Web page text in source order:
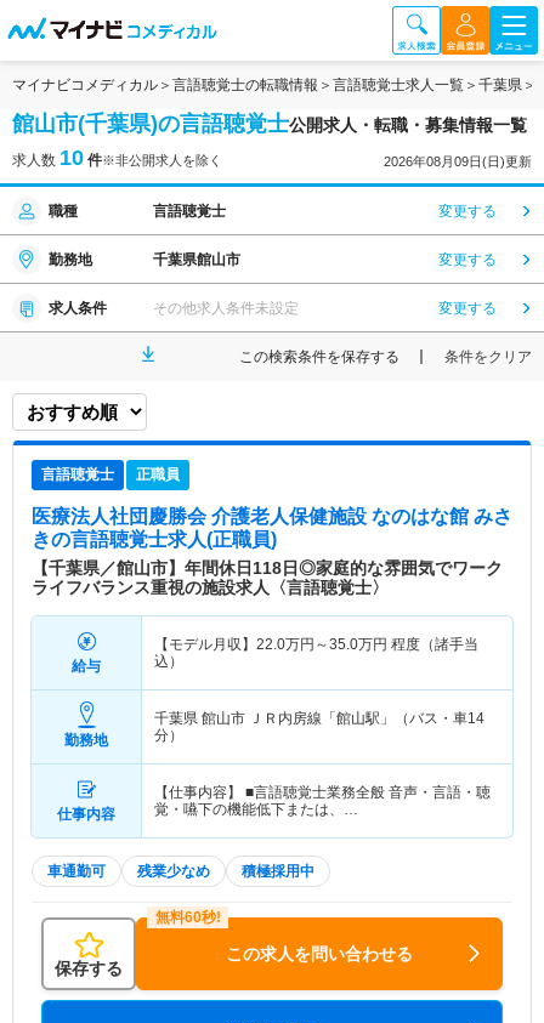
マイナビコメディカル 言語聴覚士の転職情報 言語聴覚士求人一覧 千葉県
館山市(千葉県)の言語聴覚士公開求人・転職・募集情報一覧
求人数 10 件※非公開求人を除く 2026年08月09日(日)更新
職種 言語聴覚士 変更する
勤務地 千葉県館山市 変更する
求人条件 その他求人条件未設定 変更する
この検索条件を保存する 条件をクリア
言語聴覚士 正職員
医療法人社団慶勝会 介護老人保健施設 なのはな館 みさ
きの言語聴覚士求人(正職員)
【千葉県／館山市】年間休日118日◎家庭的な雰囲気でワーク
ライフバランス重視の施設求人〈言語聴覚士〉
給与
【モデル月収】 22.0万円～35.0万円 程度（諸手当
込）
勤務地
千葉県 館山市 ＪＲ内房線「館山駅」（バス・車14
分）
仕事内容
【仕事内容】 ■言語聴覚士業務全般 音声・言語・聴
覚・嚥下の機能低下または、…
車通勤可 残業少なめ 積極採用中
保存する
この求人を問い合わせる